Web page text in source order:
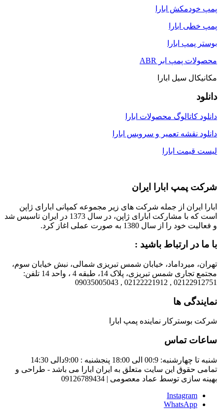
پمپ خودمکش ابارا
پمپ خطی ابارا
بوستر پمپ ابارا
محصولات پمپ ابر ABR
مکانیکال سیل ابارا
دانلود
دانلود کاتالوگ محصولات ابارا
دانلود نقشه تعمیر و سرویس ابارا
لیست قیمت ابارا
شرکت پمپ ابارا ایران
ابارا ایران از جمله شرکت های زیر مجموعه کمپانی ابارای ژاپن
است که با مشارکت ابارای ژاپن، در سال 1373 در ایران تاسیس شد
و فعالیت خود را از سال 1380 به صورت عملی اغاز کرد.
با ما در ارتباط باشید :
تهران، میرداماد، خیابان شمس تبریزی شمالی، نبش خیابان سوم،
مجتمع تجاری شمس تبریزی، پلاک 14، طبقه 4 ، واحد 14 تلفن:
02122912751 , 02122221912 , 09035005043
نمایندگی ها
شرکت بوسترکار نماینده پمپ ابارا
ساعات تماس
شنبه تا چهارشنبه: 00:9 الی 18:00 پنجشنبه : 9:00دالی 14:30
تمامی حقوق این سایت متعلق به ایران ابارا می باشد - طراحی و
بهینه سازی توسط عماد معصومی | 09126789434
Instagram
WhatsApp